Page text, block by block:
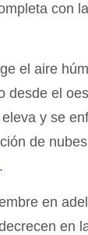
con
el aire
desde el
y se
de nubes
.
en
en